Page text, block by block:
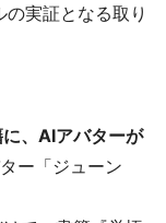
実証となる取り
、AIアバターが
ー「ジューン